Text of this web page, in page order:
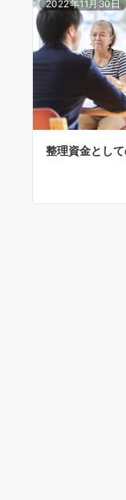
2022年11月30日
整理資金とし